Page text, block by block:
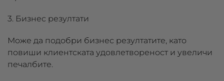
3. Бизнес резултати
Може да подобри бизнес резултатите, като
повиши клиентската удовлетвореност и увеличи
печалбите.